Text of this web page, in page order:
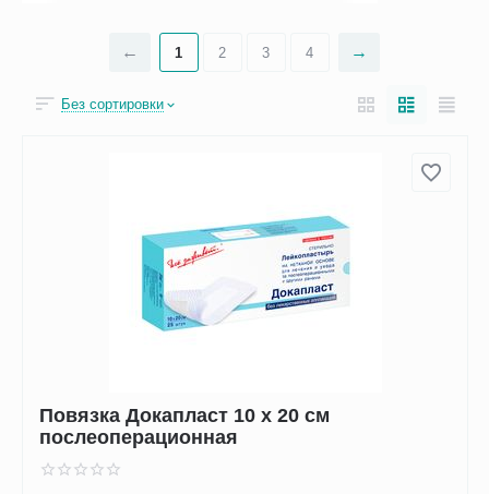
1 2 3 4
Без сортировки
Повязка Докапласт 10 х 20 см
послеоперационная